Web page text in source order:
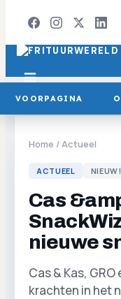
VOORPAGINA
Home /Actueel
ACTUEEL NIEUW!
Cas
nieuwe
Cas & Kas,
krachten in het